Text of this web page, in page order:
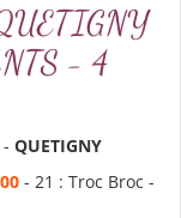
- 4
QUETIGNY
- 21 : Troc Broc -